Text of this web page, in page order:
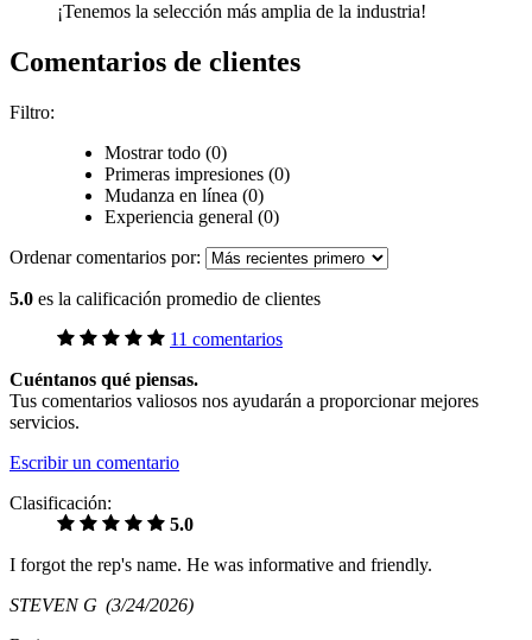
¡Tenemos la selección más amplia de la industria!
Comentarios de clientes
Filtro:
Mostrar todo (0)
Primeras impresiones (0)
Mudanza en línea (0)
Experiencia general (0)
Ordenar comentarios por:
5.0 es la calificación promedio de clientes
11 comentarios
Cuéntanos qué piensas.
Tus comentarios valiosos nos ayudarán a proporcionar mejores
servicios.
Escribir un comentario
Clasificación:
5.0
I forgot the rep's name. He was informative and friendly.
STEVEN G (3/24/2026)